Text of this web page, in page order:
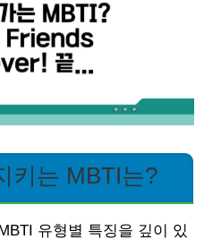
키는 MBTI는?
유형별 특징을 깊이 있